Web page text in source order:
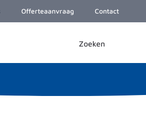
Offerteaanvraag Contact